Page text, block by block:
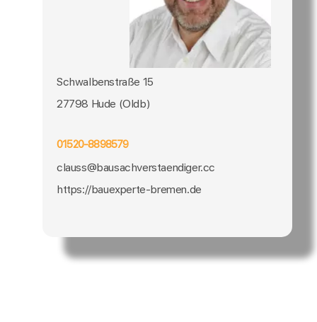
Schwalbenstraße 15
27798 Hude (Oldb)
01520-8898579
clauss@bausachverstaendiger.cc
https://bauexperte-bremen.de